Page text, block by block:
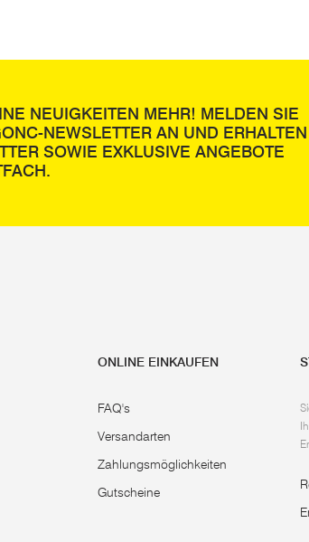
NEUIGKEITEN MEHR! MELDEN SIE
NEWSLETTER AN UND ERHALTEN
SOWIE EXKLUSIVE ANGEBOTE
ONLINE EINKAUFEN
FAQ's
Versandarten
Zahlungsmöglichkeiten
Gutscheine